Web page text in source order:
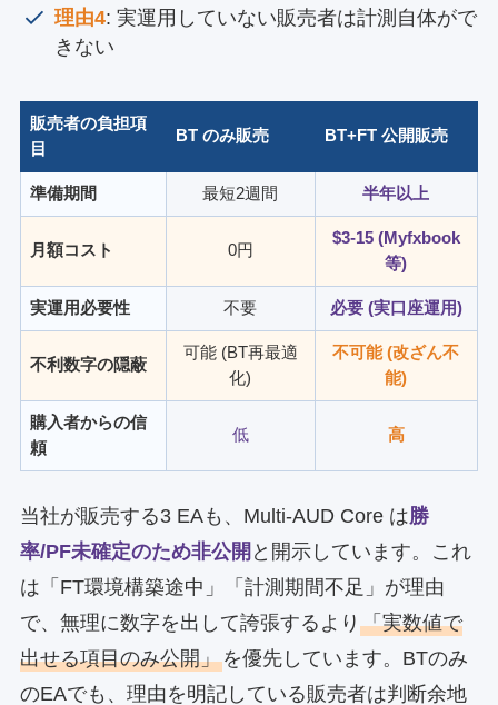
理由4: 実運用していない販売者は計測自体がで
きない
販売者の負担項
目
BT のみ販売 BT+FT 公開販売
準備期間 最短2週間 半年以上
月額コスト 0円
$3-15 (Myfxbook
等)
実運用必要性 不要 必要 (実口座運用)
不利数字の隠蔽
可能 (BT再最適
化)
不可能 (改ざん不
能)
購入者からの信
頼
低 高
当社が販売する3 EAも、Multi-AUD Core は勝
率/PF未確定のため非公開 と開示しています。これ
は「FT環境構築途中」「計測期間不足」が理由
で、無理に数字を出して誇張するより 「実数値で
出せる項目のみ公開」を優先しています。BTのみ
のEAでも、理由を明記している販売者は判断余地